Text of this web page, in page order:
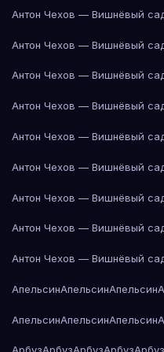
Антон Чехов — Вишнёвый
Антон Чехов — Вишнёвый
Антон Чехов — Вишнёвый
Антон Чехов — Вишнёвый
Антон Чехов — Вишнёвый
Антон Чехов — Вишнёвый
Антон Чехов — Вишнёвый
Антон Чехов — Вишнёвый
Антон Чехов — Вишнёвый
АпельсинАпельсинАпельсин
АпельсинАпельсинАпельсин